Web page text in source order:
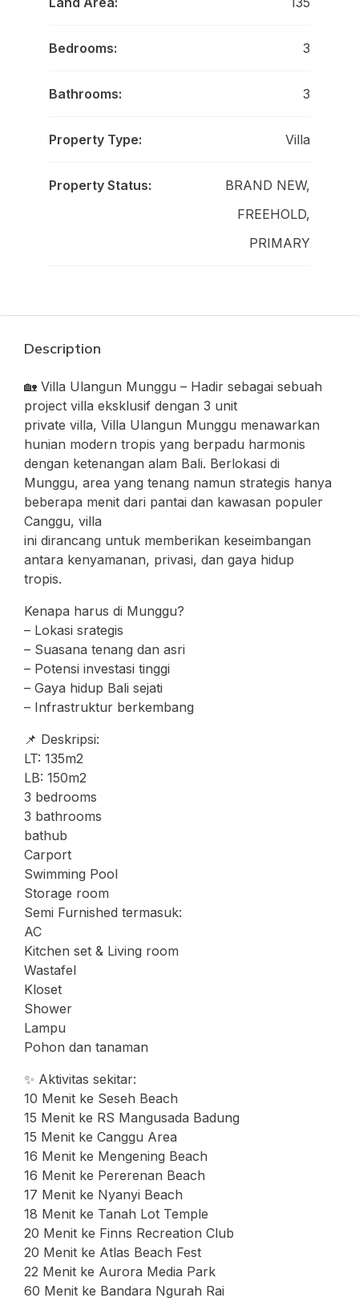
Bedrooms: 3
Bathrooms: 3
Property Type: Villa
Property Status:
BRAND NEW,
FREEHOLD,
PRIMARY
Description
🏡 Villa Ulangun Munggu – Hadir sebagai sebuah
project villa eksklusif dengan 3 unit
private villa, Villa Ulangun Munggu menawarkan
hunian modern tropis yang berpadu harmonis
dengan ketenangan alam Bali. Berlokasi di
Munggu, area yang tenang namun strategis hanya
beberapa menit dari pantai dan kawasan populer
Canggu, villa
ini dirancang untuk memberikan keseimbangan
antara kenyamanan, privasi, dan gaya hidup
tropis.
Kenapa harus di Munggu?
– Lokasi srategis
– Suasana tenang dan asri
– Potensi investasi tinggi
– Gaya hidup Bali sejati
– Infrastruktur berkembang
📌 Deskripsi:
LT: 135m2
LB: 150m2
3 bedrooms
3 bathrooms
bathub
Carport
Swimming Pool
Storage room
Semi Furnished termasuk:
AC
Kitchen set & Living room
Wastafel
Kloset
Shower
Lampu
Pohon dan tanaman
✨ Aktivitas sekitar:
10 Menit ke Seseh Beach
15 Menit ke RS Mangusada Badung
15 Menit ke Canggu Area
16 Menit ke Mengening Beach
16 Menit ke Pererenan Beach
17 Menit ke Nyanyi Beach
18 Menit ke Tanah Lot Temple
20 Menit ke Finns Recreation Club
20 Menit ke Atlas Beach Fest
22 Menit ke Aurora Media Park
60 Menit ke Bandara Ngurah Rai